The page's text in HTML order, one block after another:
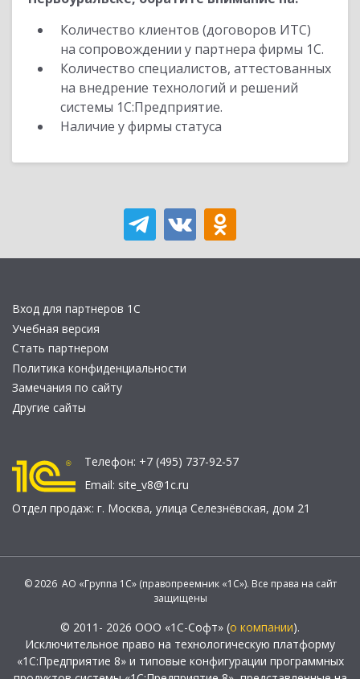
Количество клиентов (договоров ИТС)
на сопровождении у партнера фирмы 1С.
Количество специалистов, аттестованных
на внедрение технологий и решений
системы 1С:Предприятие.
Наличие у фирмы статуса
Вход для партнеров 1С
Учебная версия
Стать партнером
Политика конфиденциальности
Замечания по сайту
Другие сайты
Телефон: +7 (495) 737-92-57
Email: site_v8@1c.ru
Отдел продаж: г. Москва, улица Селезнёвская, дом 21
© 2026 АО «Группа 1С» (правопреемник «1С»). Все права на сайт
защищены
© 2011- 2026 ООО «1С-Софт» (о компании).
Исключительное право на технологическую платформу
«1С:Предприятие 8» и типовые конфигурации программных